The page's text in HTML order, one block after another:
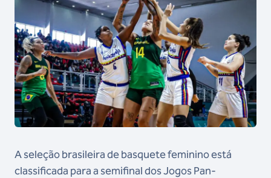
A seleção brasileira de basquete feminino está
classificada para a semifinal dos Jogos Pan-